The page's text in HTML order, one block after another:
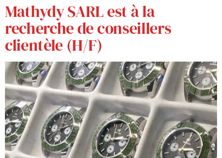
Mathydy SARL est à la
recherche de conseillers
clientèle (H/F)